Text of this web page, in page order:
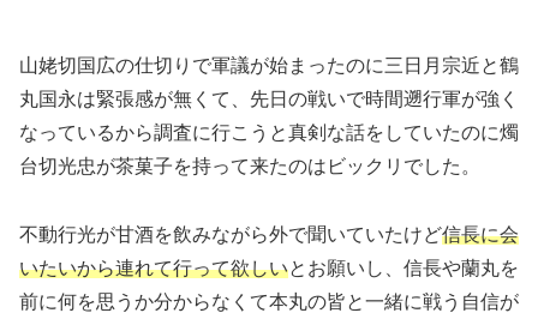
山姥切国広の仕切りで軍議が始まったのに三日月宗近と鶴
丸国永は緊張感が無くて、先日の戦いで時間遡行軍が強く
なっているから調査に行こうと真剣な話をしていたのに燭
台切光忠が茶菓子を持って来たのはビックリでした。
不動行光が甘酒を飲みながら外で聞いていたけど信長に会
いたいから連れて行って欲しいとお願いし、信長や蘭丸を
前に何を思うか分からなくて本丸の皆と一緒に戦う自信が